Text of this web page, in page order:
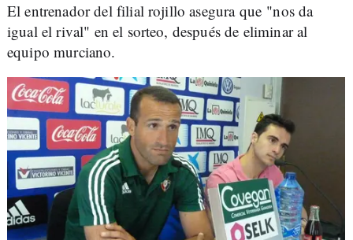
El entrenador del filial rojillo asegura que "nos da
igual el rival" en el sorteo, después de eliminar al
equipo murciano.